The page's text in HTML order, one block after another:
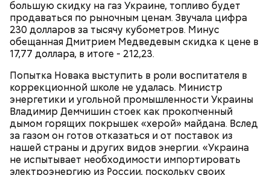
большую скидку на газ Украине, топливо будет
продаваться по рыночным ценам. Звучала цифра
230 долларов за тысячу кубометров. Минус
обещанная Дмитрием Медведевым скидка к цене в
17,77 доллара, в итоге - 212,23.
Попытка Новака выступить в роли воспитателя в
коррекционной школе не удалась. Министр
энергетики и угольной промышленности Украины
Владимир Демчишин стоек как прокопченный
дымом горящих покрышек «херой» майдана. Вслед
за газом он готов отказаться и от поставок из
нашей страны и других видов энергии. «Украина
не испытывает необходимости импортировать
электроэнергию из России, поскольку своих
Николай-угодник и народный
Суп крестьянский
соль, зелень укропа и петрушки, лавровый лист
по вкусу.